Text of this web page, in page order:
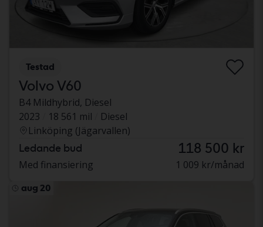
Testad
Volvo V60
B4 Mildhybrid, Diesel
2023
18 561 mil
Diesel
Linköping (Jägarvallen)
Ledande bud 118 500 kr
Med finansiering 1 009 kr/månad
aug 20